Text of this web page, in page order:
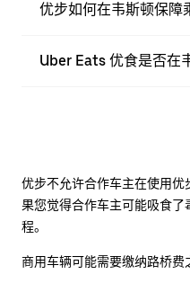
优步如何在韦斯顿保障
Uber Eats 优食是否在
优步不允许合作车主在使用
果您觉得合作车主可能吸食
程。
商用车辆可能需要缴纳路桥费